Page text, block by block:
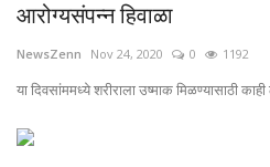
आरोग्यसंपन्न हिवाळा
NewsZenn Nov 24, 2020 0 1192
या दिवसांममध्ये शरीराला उष्माक मिळण्यासाठी